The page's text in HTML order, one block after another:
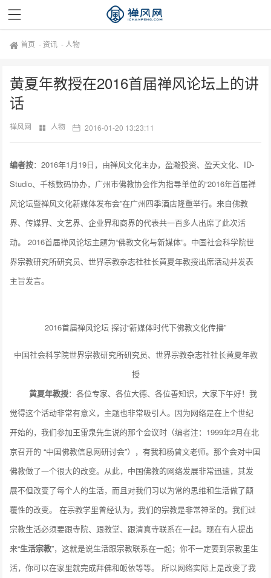
首页 - 资讯 - 人物
黄夏年教授在2016首届禅风论坛上的讲
话
禅风网 人物 2016-01-20 13:23:11
编者按：2016年1月19日，由禅风文化主办，盈瀚投资、盈天文化、ID-
Studio、千核数码协办，广州市佛教协会作为指导单位的“2016年首届禅
风论坛暨禅风文化新媒体发布会”在广州四季酒店隆重举行。来自佛教
界、传媒界、文艺界、企业界和商界的代表共一百多人出席了此次活
动。 2016首届禅风论坛主题为“佛教文化与新媒体”。中国社会科学院世
界宗教研究所研究员、世界宗教杂志社社长黄夏年教授出席活动并发表
主旨发言。
2016首届禅风论坛 探讨“新媒体时代下佛教文化传播”
中国社会科学院世界宗教研究所研究员、世界宗教杂志社社长黄夏年教
授
黄夏年教授：各位专家、各位大德、各位善知识，大家下午好！我
觉得这个活动非常有意义，主题也非常吸引人。因为网络是在上个世纪
开始的，我们参加王雷泉先生说的那个会议时（编者注：1999年2月在北
京召开的 “中国佛教信息网研讨会”），有我和杨曾文老师。那个会对中国
佛教做了一个很大的改变。从此，中国佛教的网络发展非常迅速，其发
展不但改变了每个人的生活，而且对我们习以为常的思维和生活做了颠
覆性的改变。 在宗教学里曾经认为，我们的宗教是非常神圣的。我们过
宗教生活必须要跟寺院、跟教堂、跟清真寺联系在一起。现在有人提出
来“生活宗教”，这就是说生活跟宗教联系在一起；你不一定要到宗教里生
活，你可以在家里就完成拜佛和皈依等等。 所以网络实际上是改变了我